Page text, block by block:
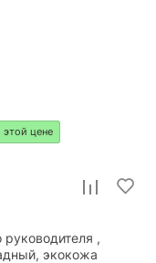
этой цене
руководителя ,
экокожа